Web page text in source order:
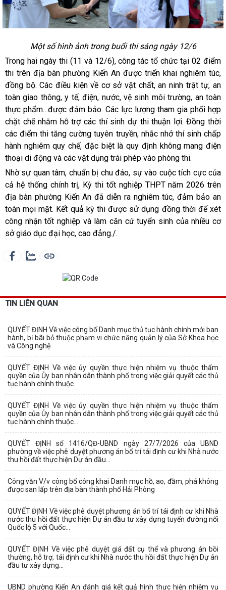
Một số hình ảnh trong buổi thi sáng ngày 12/6
Trong hai ngày thi (11 và 12/6), công tác tổ chức tại 02 điểm
thi trên địa bàn phường Kiến An được triển khai nghiêm túc,
đồng bộ. Các điều kiện về cơ sở vật chất, an ninh trật tự, an
toàn giao thông, y tế, điện, nước, vệ sinh môi trường, an toàn
thực phẩm…được đảm bảo. Các lực lượng tham gia phối hợp
chặt chẽ nhằm hỗ trợ các thí sinh dự thi thuận lợi. Đồng thời
các điểm thi tăng cường tuyên truyền, nhắc nhở thí sinh chấp
hành nghiêm quy chế, đặc biệt là quy định không mang điện
thoại di động và các vật dụng trái phép vào phòng thi.
Nhờ sự quan tâm, chuẩn bị chu đáo, sự vào cuộc tích cực của
cả hệ thống chính trị, Kỳ thi tốt nghiệp THPT năm 2026 trên
địa bàn phường Kiến An đã diễn ra nghiêm túc, đảm bảo an
toàn mọi mặt. Kết quả kỳ thi được sử dụng đồng thời để xét
công nhận tốt nghiệp và làm căn cứ tuyển sinh của nhiều cơ
sở giáo dục đại học, cao đẳng./.
TIN LIÊN QUAN
QUYẾT ĐỊNH Về việc công bố Danh mục thủ tục hành chính mới ban
hành, bị bãi bỏ thuộc phạm vi chức năng quản lý của Sở Khoa học
và Công nghệ
QUYẾT ĐỊNH Về việc ủy quyền thực hiện nhiệm vụ thuộc thẩm
quyền của Ủy ban nhân dân thành phố trong việc giải quyết các thủ
tục hành chính thuộc...
QUYẾT ĐỊNH Về việc ủy quyền thực hiện nhiệm vụ thuộc thẩm
quyền của Ủy ban nhân dân thành phố trong việc giải quyết các thủ
tục hành chính thuộc...
QUYẾT ĐỊNH số 1416/QĐ-UBND ngày 27/7/2026 của UBND
phường về việc phê duyệt phương án bố trí tái định cư khi Nhà nước
thu hồi đất thực hiện Dự án đầu...
Công văn V/v công bố công khai Danh mục hồ, ao, đầm, phá không
được san lấp trên địa bàn thành phố Hải Phòng
QUYẾT ĐỊNH Về việc phê duyệt phương án bố trí tái định cư khi Nhà
nước thu hồi đất thực hiện Dự án đầu tư xây dựng tuyến đường nối
Quốc lộ 5 với Quốc...
QUYẾT ĐỊNH Về việc phê duyệt giá đất cụ thể và phương án bồi
thường, hỗ trợ, tái định cư khi Nhà nước thu hồi đất thực hiện Dự án
đầu tư xây dựng...
UBND phường Kiến An đánh giá kết quả hình thực hiện nhiệm vụ